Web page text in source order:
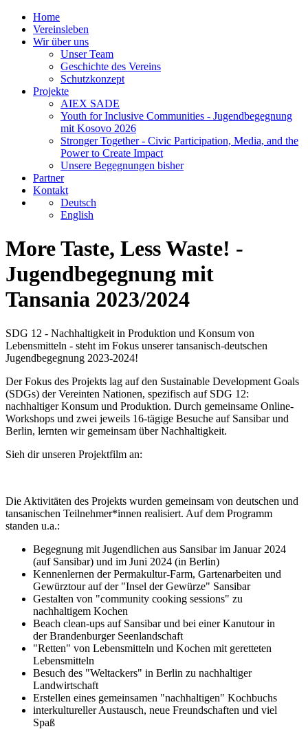
Home
Vereinsleben
Wir über uns
Unser Team
Geschichte des Vereins
Schutzkonzept
Projekte
AIEX SADE
Youth for Inclusive Communities - Jugendbegegnung
mit Kosovo 2026
Stronger Together - Civic Participation, Media, and the
Power to Create Impact
Unsere Begegnungen bisher
Partner
Kontakt
Deutsch
English
More Taste, Less Waste! -
Jugendbegegnung mit
Tansania 2023/2024
SDG 12 - Nachhaltigkeit in Produktion und Konsum von
Lebensmitteln - steht im Fokus unserer tansanisch-deutschen
Jugendbegegnung 2023-2024!
Der Fokus des Projekts lag auf den Sustainable Development Goals
(SDGs) der Vereinten Nationen, spezifisch auf SDG 12:
nachhaltiger Konsum und Produktion. Durch gemeinsame Online-
Workshops und zwei jeweils 16-tägige Besuche auf Sansibar und
Berlin, lernten wir gemeinsam über Nachhaltigkeit.
Sieh dir unseren Projektfilm an:
Die Aktivitäten des Projekts wurden gemeinsam von deutschen und
tansanischen Teilnehmer*innen realisiert. Auf dem Programm
standen u.a.:
Begegnung mit Jugendlichen aus Sansibar im Januar 2024
(auf Sansibar) und im Juni 2024 (in Berlin)
Kennenlernen der Permakultur-Farm, Gartenarbeiten und
Gewürztour auf der "Insel der Gewürze" Sansibar
Gestalten von "community cooking sessions" zu
nachhaltigem Kochen
Beach clean-ups auf Sansibar und bei einer Kanutour in
der Brandenburger Seenlandschaft
"Retten" von Lebensmitteln und Kochen mit geretteten
Lebensmitteln
Besuch des "Weltackers" in Berlin zu nachhaltiger
Landwirtschaft
Erstellen eines gemeinsamen "nachhaltigen" Kochbuchs
interkultureller Austausch, neue Freundschaften und viel
Spaß